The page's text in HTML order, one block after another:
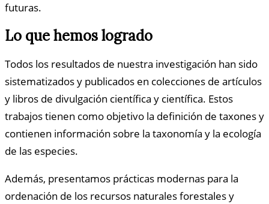
futuras.
Lo que hemos logrado
Todos los resultados de nuestra investigación han sido
sistematizados y publicados en colecciones de artículos
y libros de divulgación científica y científica. Estos
trabajos tienen como objetivo la definición de taxones y
contienen información sobre la taxonomía y la ecología
de las especies.
Además, presentamos prácticas modernas para la
ordenación de los recursos naturales forestales y